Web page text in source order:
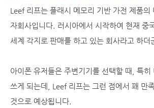
Leef 리프는 플래시 메모리 기반 가전 제품의
자회사입니다. 러시아에서 시작하여 현재 중
세계 각지로 판매를 하고 있는 회사라고 하더
아이폰 유저들은 주변기기를 선택할 때, 특히
쓰게 되는데, Leef 리프는 그런 점에서 꽤 만
것으로 예상됩니다.